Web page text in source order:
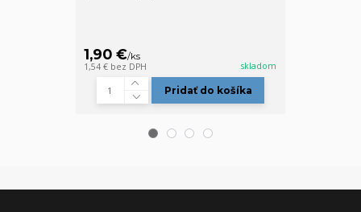
1,90 €/ks
1,54 € bez DPH skladom
Pridať do košíka